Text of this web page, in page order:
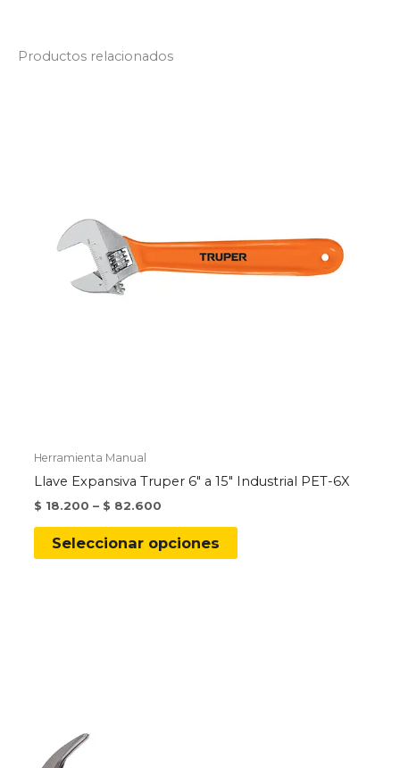
Productos relacionados
Herramienta Manual
Llave Expansiva Truper 6″ a 15″ Industrial PET-6X
$ 18.200 – $ 82.600
Seleccionar opciones
Este